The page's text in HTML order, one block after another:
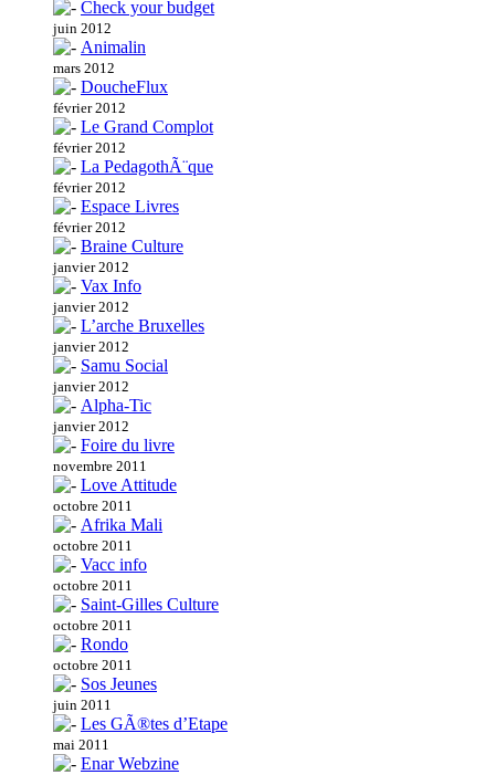
Check your budget
juin 2012
Animalin
mars 2012
DoucheFlux
février 2012
Le Grand Complot
février 2012
La PedagothÃ¨que
février 2012
Espace Livres
février 2012
Braine Culture
janvier 2012
Vax Info
janvier 2012
L’arche Bruxelles
janvier 2012
Samu Social
janvier 2012
Alpha-Tic
janvier 2012
Foire du livre
novembre 2011
Love Attitude
octobre 2011
Afrika Mali
octobre 2011
Vacc info
octobre 2011
Saint-Gilles Culture
octobre 2011
Rondo
octobre 2011
Sos Jeunes
juin 2011
Les GÃ®tes d’Etape
mai 2011
Enar Webzine